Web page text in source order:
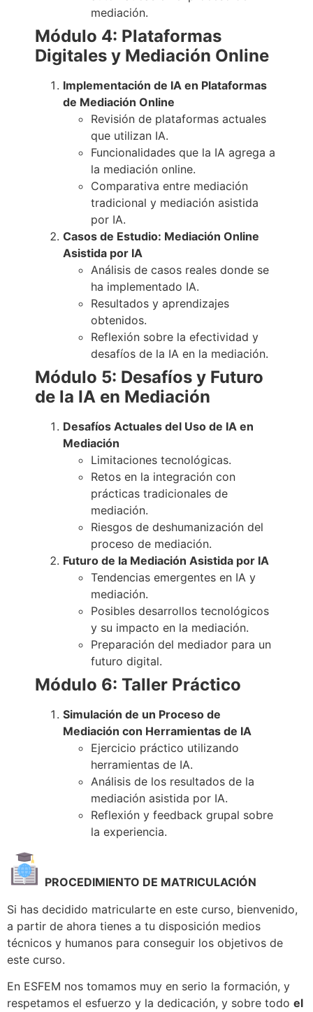
mediación.
Módulo 4: Plataformas
Digitales y Mediación Online
Implementación de IA en Plataformas
de Mediación Online
Revisión de plataformas actuales
que utilizan IA.
Funcionalidades que la IA agrega a
la mediación online.
Comparativa entre mediación
tradicional y mediación asistida
por IA.
Casos de Estudio: Mediación Online
Asistida por IA
Análisis de casos reales donde se
ha implementado IA.
Resultados y aprendizajes
obtenidos.
Reflexión sobre la efectividad y
desafíos de la IA en la mediación.
Módulo 5: Desafíos y Futuro
de la IA en Mediación
Desafíos Actuales del Uso de IA en
Mediación
Limitaciones tecnológicas.
Retos en la integración con
prácticas tradicionales de
mediación.
Riesgos de deshumanización del
proceso de mediación.
Futuro de la Mediación Asistida por IA
Tendencias emergentes en IA y
mediación.
Posibles desarrollos tecnológicos
y su impacto en la mediación.
Preparación del mediador para un
futuro digital.
Módulo 6: Taller Práctico
Simulación de un Proceso de
Mediación con Herramientas de IA
Ejercicio práctico utilizando
herramientas de IA.
Análisis de los resultados de la
mediación asistida por IA.
Reflexión y feedback grupal sobre
la experiencia.
PROCEDIMIENTO DE MATRICULACIÓN
Si has decidido matricularte en este curso, bienvenido,
a partir de ahora tienes a tu disposición medios
técnicos y humanos para conseguir los objetivos de
este curso.
En ESFEM nos tomamos muy en serio la formación, y
respetamos el esfuerzo y la dedicación, y sobre todo el